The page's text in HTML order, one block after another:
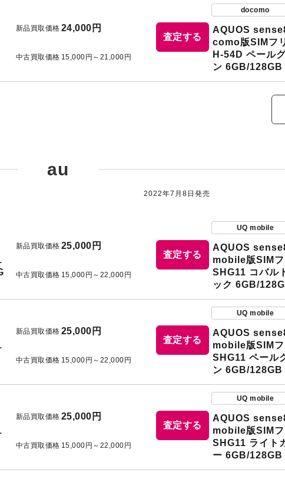
新品買取価格 24,000円
中古買取価格 15,000円～21,000円
査定する
docomo
AQUOS
como版SIMフ
H-54D ペール
ン 6GB/128GB
au
2022年7月8日発売
新品買取価格 25,000円
中古買取価格 15,000円～22,000円
査定する
新品買取価格 25,000円
中古買取価格 15,000円～22,000円
査定する
新品買取価格 25,000円
中古買取価格 15,000円～22,000円
査定する
UQ mobile
AQUOS
mobile版SIMフ
SHG11 コバル
ック 6GB/
UQ mobile
AQUOS
mobile版SIMフ
SHG11 ペール
ン 6GB/128GB
UQ mobile
AQUOS
mobile版SIMフ
SHG11 ライト
ー 6GB/128GB